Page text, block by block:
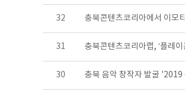
32 충북콘텐츠코리아에서 이모
31 충북콘텐츠코리아랩, ‘플레
30 충북 음악 창작자 발굴 '2019